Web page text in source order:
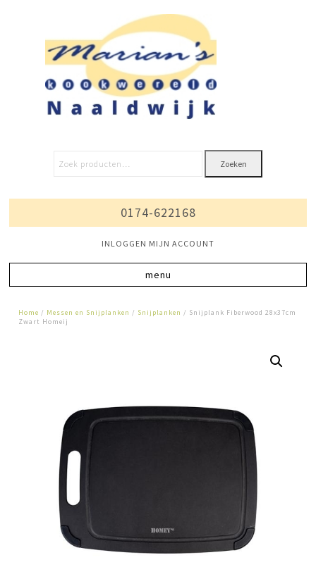
Zoeken
0174-622168
INLOGGEN MIJN ACCOUNT
Home / Messen en Snijplanken / Snijplanken / Snijplank Fiberwood 28x37cm
Zwart Homeij